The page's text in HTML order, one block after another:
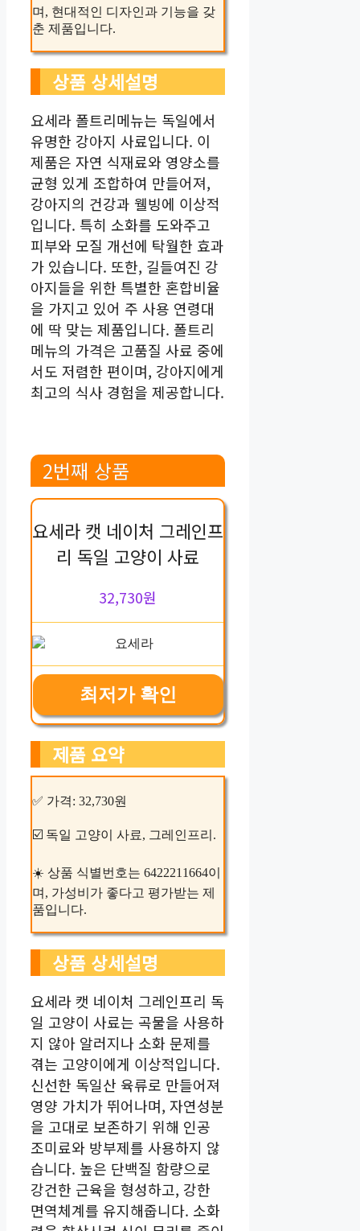
며, 현대적인 디자인과 기능을 갖
춘 제품입니다.
상품 상세설명
요세라 폴트리메뉴는 독일에서
유명한 강아지 사료입니다. 이
제품은 자연 식재료와 영양소를
균형 있게 조합하여 만들어져,
강아지의 건강과 웰빙에 이상적
입니다. 특히 소화를 도와주고
피부와 모질 개선에 탁월한 효과
가 있습니다. 또한, 길들여진 강
아지들을 위한 특별한 혼합비율
을 가지고 있어 주 사용 연령대
에 딱 맞는 제품입니다. 폴트리
메뉴의 가격은 고품질 사료 중에
서도 저렴한 편이며, 강아지에게
최고의 식사 경험을 제공합니다.
2번째 상품
요세라 캣 네이처 그레인프
리 독일 고양이 사료
32,730원
최저가 확인
제품 요약
✅ 가격: 32,730원
☑️ 독일 고양이 사료, 그레인프리.
☀️ 상품 식별번호는 6422211664이
며, 가성비가 좋다고 평가받는 제
품입니다.
상품 상세설명
요세라 캣 네이처 그레인프리 독
일 고양이 사료는 곡물을 사용하
지 않아 알러지나 소화 문제를
겪는 고양이에게 이상적입니다.
신선한 독일산 육류로 만들어져
영양 가치가 뛰어나며, 자연성분
을 고대로 보존하기 위해 인공
조미료와 방부제를 사용하지 않
습니다. 높은 단백질 함량으로
강건한 근육을 형성하고, 강한
면역체계를 유지해줍니다. 소화